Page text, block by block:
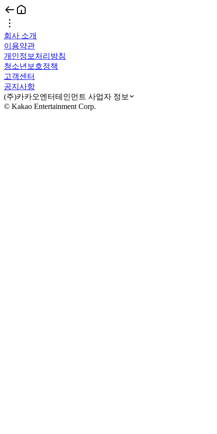
회사 소개
이용약관
개인정보처리방침
청소년보호정책
고객센터
공지사항
(주)카카오엔터테인먼트 사업자 정보
© Kakao Entertainment Corp.